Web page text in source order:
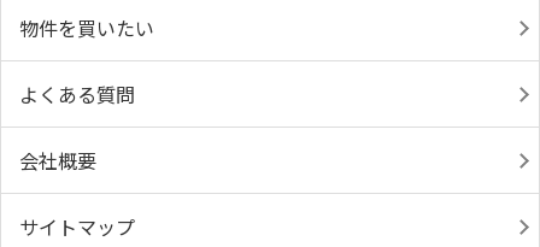
物件を買いたい
よくある質問
会社概要
サイトマップ